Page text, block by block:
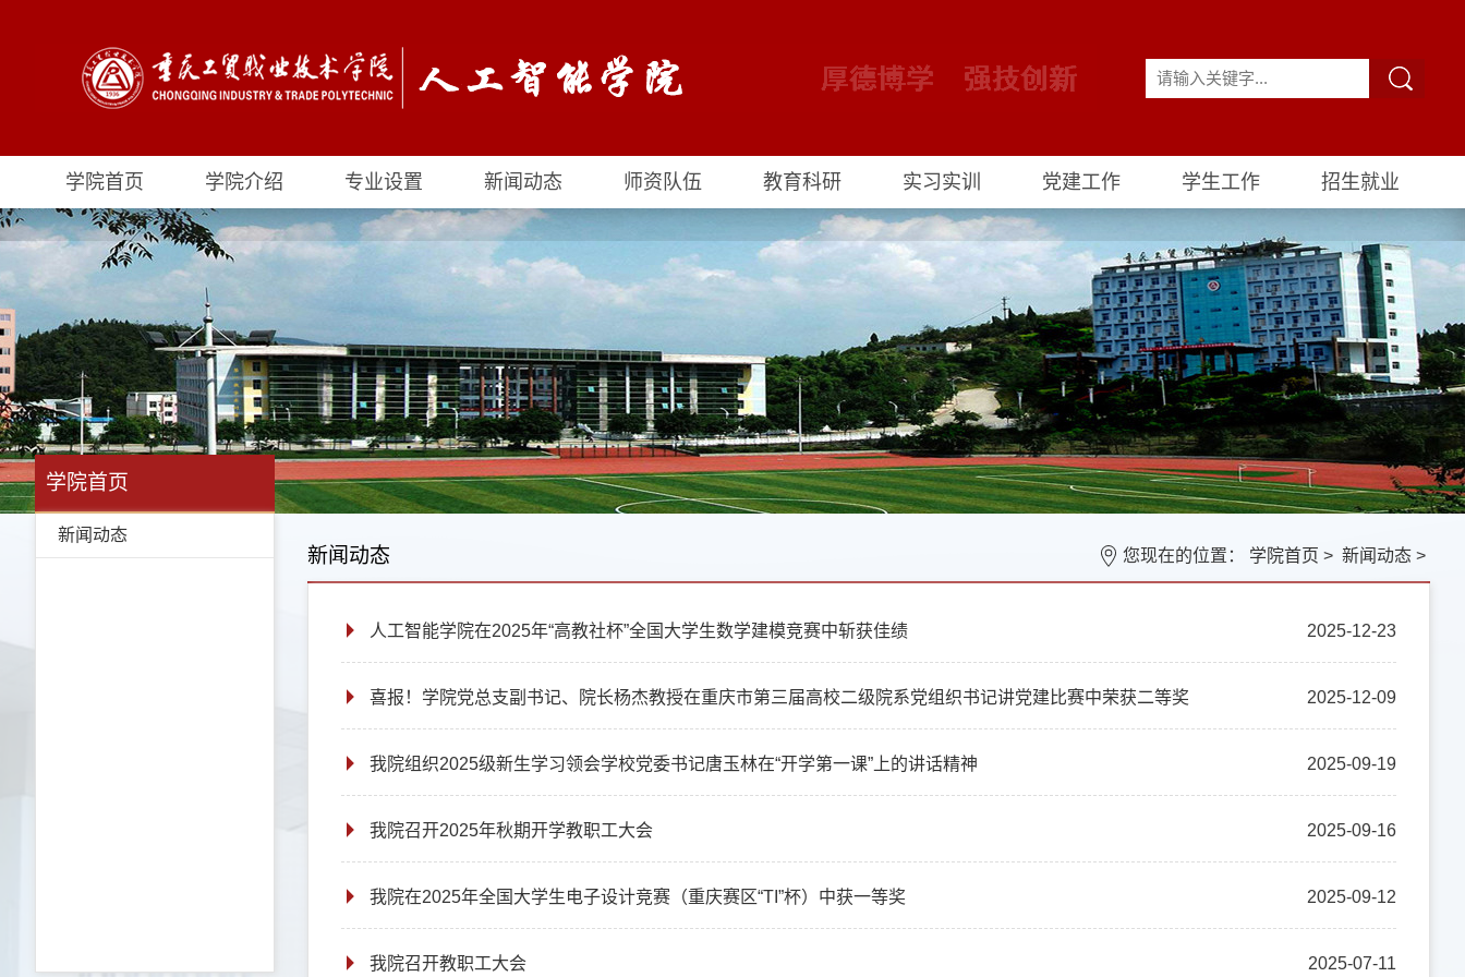
学院首页 学院介绍 专业设置 新闻动态 师资队伍 教育科研 实习实训 党建工作 学生工作 招生就业
学院首页
新闻动态
新闻动态 您现在的位置： 学院首页 > 新闻动态 >
2025-12-23
人工智能学院在2025年“高教社杯”全国大学生数学建模竞赛中斩获佳绩
2025-12-09
喜报！学院党总支副书记、院长杨杰教授在重庆市第三届高校二级院系党组织书记讲党建比赛中荣获二等奖
2025-09-19
我院组织2025级新生学习领会学校党委书记唐玉林在“开学第一课”上的讲话精神
2025-09-16
我院召开2025年秋期开学教职工大会
2025-09-12
我院在2025年全国大学生电子设计竞赛（重庆赛区“TI”杯）中获一等奖
2025-07-11
我院召开教职工大会